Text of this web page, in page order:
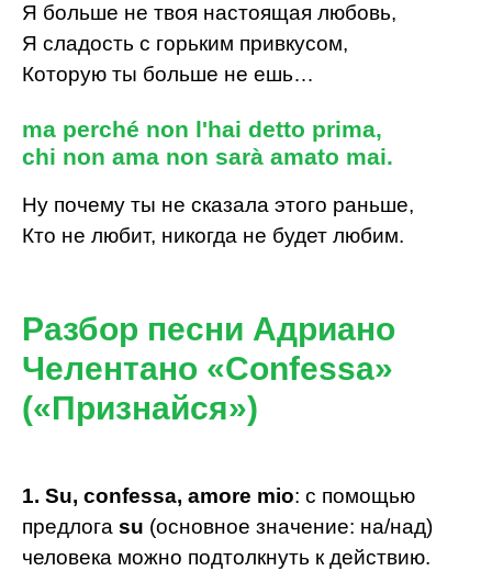
Я больше не твоя настоящая любовь,
Я сладость с горьким привкусом,
Которую ты больше не ешь…
ma perché non l'hai detto prima,
chi non ama non sarà amato mai.
Ну почему ты не сказала этого раньше,
Кто не любит, никогда не будет любим.
Разбор песни Адриано
Челентано «Confessa»
(«Признайся»)
1. Su, confessa, amore mio: с помощью
предлога su (основное значение: на/над)
человека можно подтолкнуть к действию.